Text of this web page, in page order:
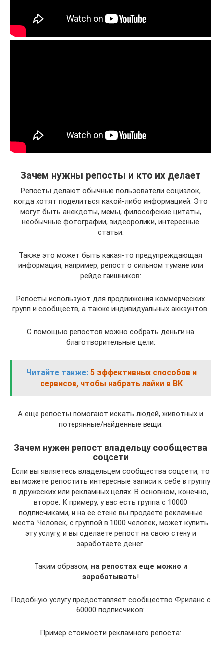
Зачем нужны репосты и кто их делает
Репосты делают обычные пользователи социалок,
когда хотят поделиться какой-либо информацией. Это
могут быть анекдоты, мемы, философские цитаты,
необычные фотографии, видеоролики, интересные
статьи.
Также это может быть какая-то предупреждающая
информация, например, репост о сильном тумане или
рейде гаишников:
Репосты используют для продвижения коммерческих
групп и сообществ, а также индивидуальных аккаунтов.
С помощью репостов можно собрать деньги на
благотворительные цели:
Читайте также: 5 эффективных способов и
сервисов, чтобы набрать лайки в ВК
А еще репосты помогают искать людей, животных и
потерянные/найденные вещи:
Зачем нужен репост владельцу сообщества
соцсети
Если вы являетесь владельцем сообщества соцсети, то
вы можете репостить интересные записи к себе в группу
в дружеских или рекламных целях. В основном, конечно,
второе. К примеру, у вас есть группа с 10000
подписчиками, и на ее стене вы продаете рекламные
места. Человек, с группой в 1000 человек, может купить
эту услугу, и вы сделаете репост на свою стену и
заработаете денег.
Таким образом, на репостах еще можно и
зарабатывать!
Подобную услугу предоставляет сообщество Фриланс с
60000 подписчиков:
Пример стоимости рекламного репоста: